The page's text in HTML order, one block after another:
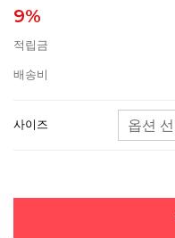
9%
적립금
배송비
사이즈